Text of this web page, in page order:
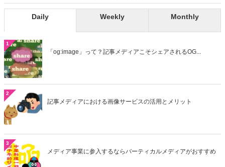
Daily Weekly Monthly
1
「og:image」って？記事メディアこそシェアされるOG...
2
記事メディアにおける画像サービスの活用とメリット
3
メディア事業に参入するならバーティカルメディアがおすすめ